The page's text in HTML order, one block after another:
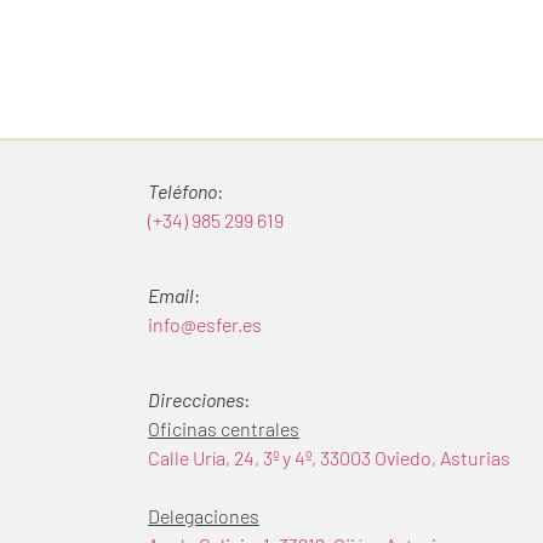
Teléfono:
(+34) 985 299 619
Email:
info@esfer.es
Direcciones:
Oficinas centrales
Calle Uría, 24, 3º y 4º, 33003 Oviedo, Asturias
Delegaciones